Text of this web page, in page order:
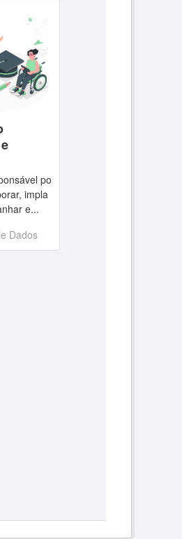
po
impla
e...
Dados